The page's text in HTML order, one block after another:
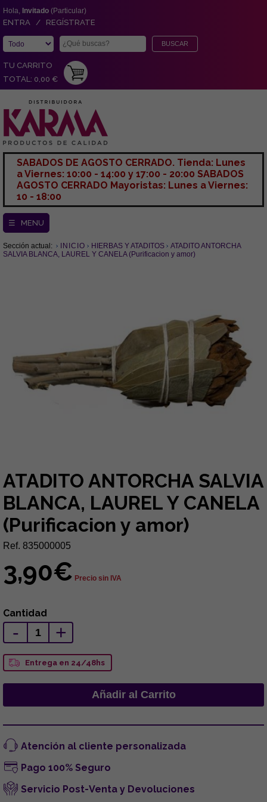
Hola, Invitado (Particular)
ENTRA / REGÍSTRATE
TU CARRITO
TOTAL: 0,00 €
SABADOS DE AGOSTO CERRADO. Tienda: Lunes
a Viernes: 10:00 - 14:00 y 17:00 - 20:00 SABADOS
AGOSTO CERRADO Mayoristas: Lunes a Viernes:
10 - 18:00
☰ MENU
Sección actual: INICIO HIERBAS Y ATADITOS
ATADITO ANTORCHA
SALVIA BLANCA, LAUREL Y CANELA (Purificacion y amor)
ATADITO ANTORCHA SALVIA
BLANCA, LAUREL Y CANELA
(Purificacion y amor)
Ref. 835000005
3,90€ Precio sin IVA
Cantidad
- +
Entrega en 24/48hs
Atención al cliente personalizada
Pago 100% Seguro
Servicio Post-Venta y Devoluciones